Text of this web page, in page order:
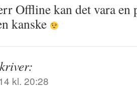
Offline kan det vara
kanske
kl. 20:28